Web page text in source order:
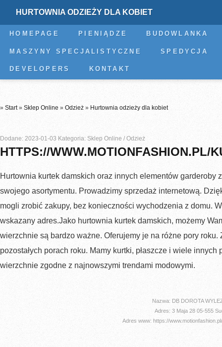
HURTOWNIA ODZIEŻY DLA KOBIET
HOMEPAGE PIENIĄDZE BUDOWLANKA
MASZYNY SPECJALISTYCZNE SPEDYCJA
DEVELOPERS KONTAKT
» Start» Sklep Online » Odzież » Hurtownia odzieży dla kobiet
Dodane: 2023-01-03 Kategoria: Sklep Online / Odzież
HTTPS://WWW.MOTIONFASHION.PL/
Hurtownia kurtek damskich oraz innych elementów garderoby
swojego asortymentu. Prowadzimy sprzedaż internetową.
mogli zrobić zakupy, bez konieczności wychodzenia z domu.
wskazany adres.Jako hurtownia kurtek damskich, możemy
wierzchnie są bardzo ważne. Oferujemy je na różne pory
pozostałych porach roku. Mamy kurtki, płaszcze i wiele
wierzchnie zgodne z najnowszymi trendami modowymi.
Nazwa: DB DOROTA
Adres: 3 Maja 28 05-555
Adres www: https://